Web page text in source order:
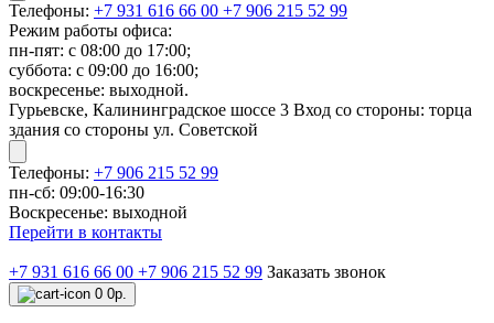
Телефоны: +7 931 616 66 00 +7 906 215 52 99
Режим работы офиса:
пн-пят: с 08:00 до 17:00;
суббота: с 09:00 до 16:00;
воскресенье: выходной.
Гурьевске, Калининградское шоссе 3 Вход со стороны: торца
здания со стороны ул. Советской
Телефоны: +7 906 215 52 99
пн-сб: 09:00-16:30
Воскресенье: выходной
Перейти в контакты
+7 931 616 66 00 +7 906 215 52 99 Заказать звонок
0 0р.